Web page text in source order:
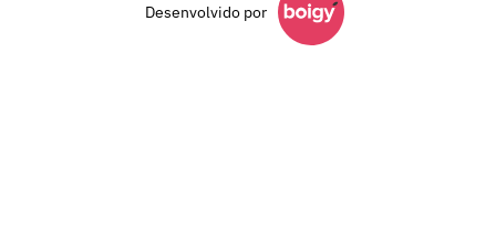
Desenvolvido por